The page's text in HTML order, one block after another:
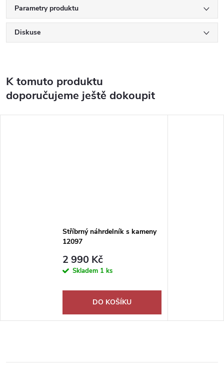
Parametry produktu
Diskuse
K tomuto produktu
doporučujeme ještě dokoupit
Stříbrný náhrdelník s kameny
12097
2 990 Kč
Skladem 1 ks
DO KOŠÍKU